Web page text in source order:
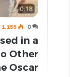
0 1٬155
in a
Other
Oscar